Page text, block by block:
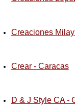
Creaciones
Crear - Caracas
D & J Style CA -